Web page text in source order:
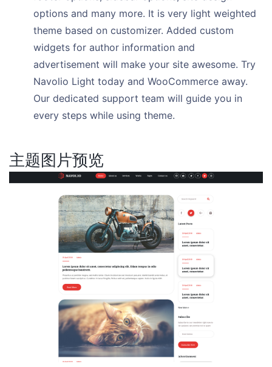
options and many more. It is very light weighted
theme based on customizer. Added custom
widgets for author information and
advertisement will make your site awesome. Try
Navolio Light today and WooCommerce away.
Our dedicated support team will guide you in
every steps while using theme.
主题图片预览